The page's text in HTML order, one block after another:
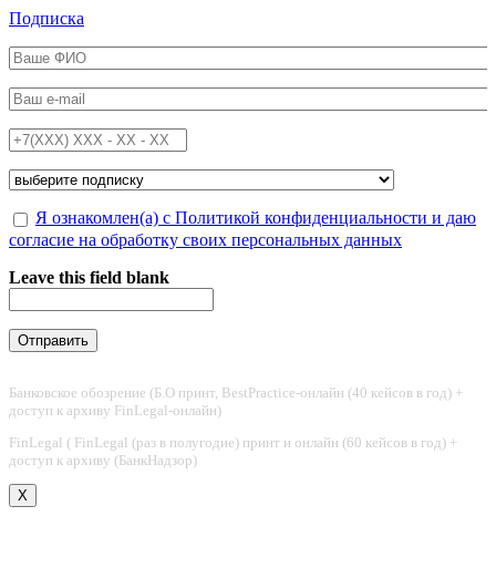
Перейти к основному содержанию
Подписка
ФИО*
Email*
Телефон*
Подписка на*
Обработка персональных данных*
Я ознакомлен(а) с Политикой конфиденциальности и даю
согласие на обработку своих персональных данных
Leave this field blank
Банковское обозрение (Б.О принт, BestPractice-онлайн (40 кейсов в год) +
доступ к архиву FinLegal-онлайн)
FinLegal ( FinLegal (раз в полугодие) принт и онлайн (60 кейсов в год) +
доступ к архиву (БанкНадзор)
X